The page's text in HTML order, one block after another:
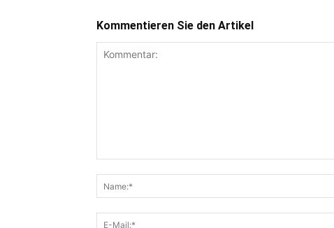
Kommentieren Sie den Artikel